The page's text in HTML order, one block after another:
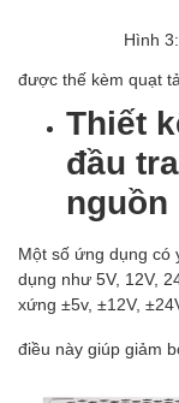
Hình
được thế kèm quạt
Thiết
đầu
nguồn
Một số ứng dụng có
dụng như 5V, 12V,
xứng ±5v, ±12V,
điều này giúp giảm